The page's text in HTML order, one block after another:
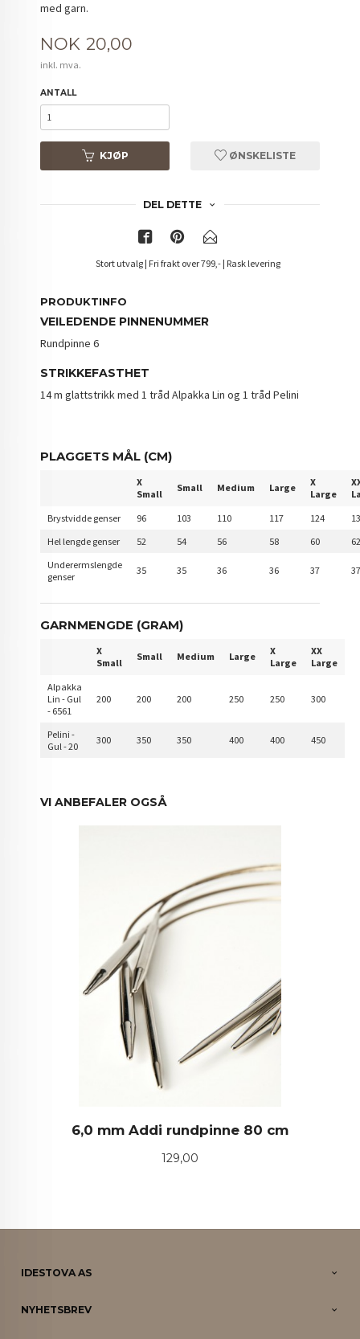
med garn.
Pris
NOK 20,00
inkl. mva.
ANTALL
KJØP ØNSKELISTE
DEL DETTE
Stort utvalg | Fri frakt over 799,- | Rask levering
PRODUKTINFO
VEILEDENDE PINNENUMMER
Rundpinne 6
STRIKKEFASTHET
14 m glattstrikk med 1 tråd Alpakka Lin og 1 tråd Pelini
PLAGGETS MÅL (CM)
X
Small
Small Medium Large
X
Large
Brystvidde genser
96 103 110 117 124
Hel lengde genser
52 54 56 58 60
Underermslengde
genser
35 35 36 36 37
GARNMENGDE (GRAM)
X
Small
Small Medium Large
X
Large
XX
Large
Alpakka
Lin - Gul
- 6561
200 200 200 250 250 300
Pelini -
Gul - 20
300 350 350 400 400 450
VI ANBEFALER OGSÅ
6,0 mm Addi rundpinne 80 cm
Pris
129,00
IDESTOVA AS
NYHETSBREV